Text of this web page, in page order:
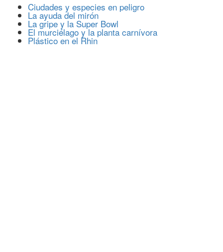
Ciudades y especies en peligro
La ayuda del mirón
La gripe y la Super Bowl
El murciélago y la planta carnívora
Plástico en el Rhin